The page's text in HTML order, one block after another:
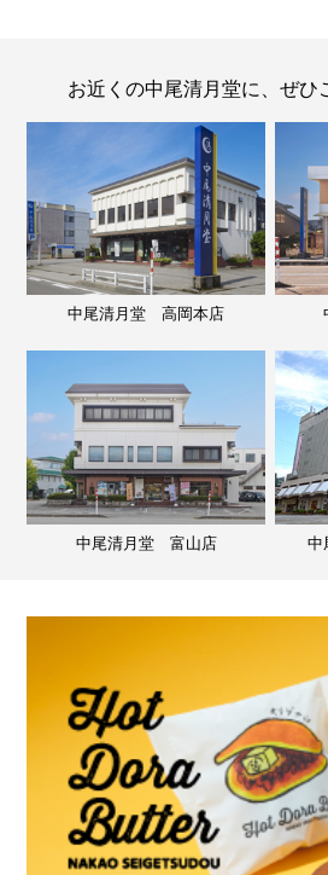
お近くの中尾清月堂に、ぜひ
中尾清月堂 高岡本店
中尾清月堂 富山店 中